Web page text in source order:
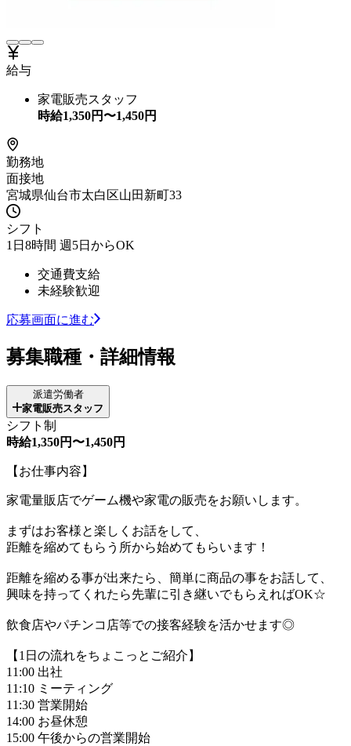
給与
家電販売スタッフ
時給1,350円〜1,450円
勤務地
面接地
宮城県仙台市太白区山田新町33
シフト
1日8時間 週5日からOK
交通費支給
未経験歓迎
応募画面に進む
募集職種・詳細情報
派遣労働者
家電販売スタッフ
シフト制
時給1,350円〜1,450円
【お仕事内容】
家電量販店でゲーム機や家電の販売をお願いします。
まずはお客様と楽しくお話をして、
距離を縮めてもらう所から始めてもらいます！
距離を縮める事が出来たら、簡単に商品の事をお話して、
興味を持ってくれたら先輩に引き継いでもらえればOK☆
飲食店やパチンコ店等での接客経験を活かせます◎
【1日の流れをちょこっとご紹介】
11:00 出社
11:10 ミーティング
11:30 営業開始
14:00 お昼休憩
15:00 午後からの営業開始